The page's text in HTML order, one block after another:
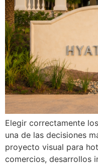
Elegir correctamente
una de las decisiones
proyecto visual para
comercios, desarrollos